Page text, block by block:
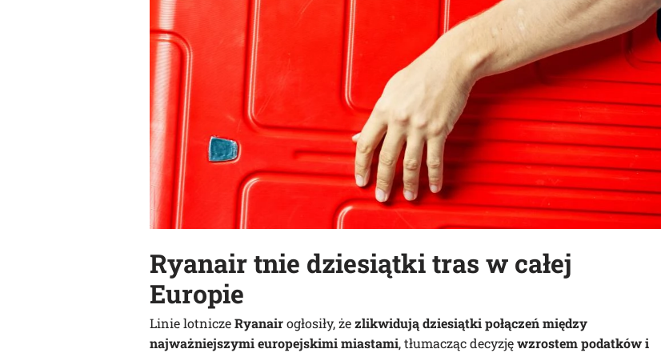
Ryanair tnie dziesiątki tras w całej
Europie
Linie lotniczeRyanairogłosiły, żezlikwidują dziesiątki połączeń między
najważniejszymi europejskimi miastami, tłumacząc decyzjęwzrostem podatków i